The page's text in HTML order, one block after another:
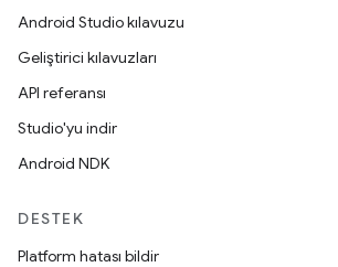
Android Studio kılavuzu
Geliştirici kılavuzları
API referansı
Studio'yu indir
Android NDK
DESTEK
Platform hatası bildir